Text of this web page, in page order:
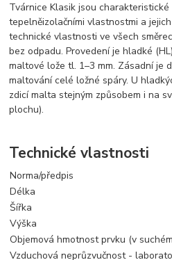
Tvárnice Klasik jsou
tepelněizolačními vlastnostmi a
technické vlastnosti ve všech
bez odpadu. Provedení je hladké
maltové lože tl. 1–3 mm. Zásadní je
maltování celé ložné spáry. U
zdicí malta stejným způsobem i na
plochu).
Technické vlastnosti
Norma/předpis
Délka
Šířka
Výška
Objemová hmotnost prvku (v
Vzduchová neprůzvučnost -